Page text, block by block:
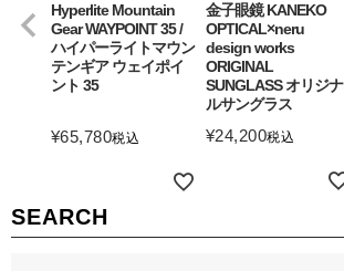
SEARCH
Hyperlite Mountain
Gear WAYPOINT 35 /
ハイパーライトマウン
テンギア ウェイポイ
ント 35
¥65,780税込
金子眼鏡 KANEKO
OPTICAL×neru
design works
ORIGINAL
SUNGLASS オリジナ
ルサングラス
¥24,200税込